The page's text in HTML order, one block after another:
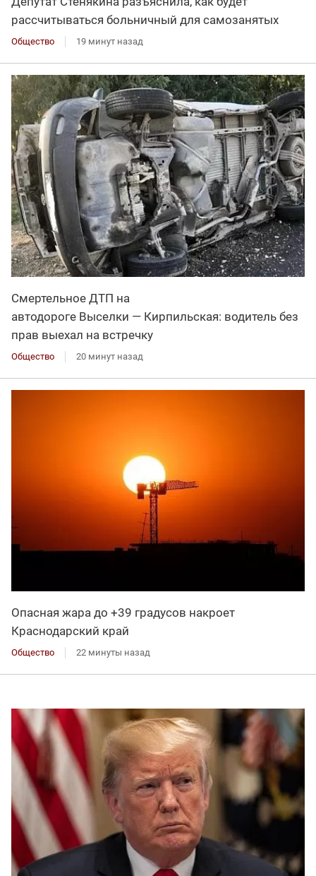
рассчитываться больничный для самозанятых
Общество 19 минут назад
Смертельное ДТП на
автодороге Выселки — Кирпильская: водитель без
прав выехал на встречку
Общество 20 минут назад
Опасная жара до +39 градусов накроет
Краснодарский край
Общество 22 минуты назад